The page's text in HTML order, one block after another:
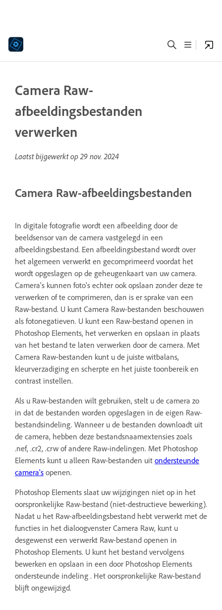
Camera Raw-
afbeeldingsbestanden
verwerken
Laatst bijgewerkt op29 nov. 2024
Camera Raw-afbeeldingsbestanden
In digitale fotografie wordt een afbeelding door de
beeldsensor van de camera vastgelegd in een
afbeeldingsbestand. Een afbeeldingsbestand wordt over
het algemeen verwerkt en gecomprimeerd voordat het
wordt opgeslagen op de geheugenkaart van uw camera.
Camera's kunnen foto's echter ook opslaan zonder deze te
verwerken of te comprimeren, dan is er sprake van een
Raw-bestand. U kunt Camera Raw-bestanden beschouwen
als fotonegatieven. U kunt een Raw-bestand openen in
Photoshop Elements, het verwerken en opslaan in plaats
van het bestand te laten verwerken door de camera. Met
Camera Raw-bestanden kunt u de juiste witbalans,
kleurverzadiging en scherpte en het juiste toonbereik en
contrast instellen.
Als u Raw-bestanden wilt gebruiken, stelt u de camera zo
in dat de bestanden worden opgeslagen in de eigen Raw-
bestandsindeling. Wanneer u de bestanden downloadt uit
de camera, hebben deze bestandsnaamextensies zoals
.nef, .cr2, .crw of andere Raw-indelingen. Met Photoshop
Elements kunt u alleen Raw-bestanden uit ondersteunde
camera's openen.
Photoshop Elements slaat uw wijzigingen niet op in het
oorspronkelijke Raw-bestand (niet-destructieve bewerking).
Nadat u het Raw-afbeeldingsbestand hebt verwerkt met de
functies in het dialoogvenster Camera Raw, kunt u
desgewenst een verwerkt Raw-bestand openen in
Photoshop Elements. U kunt het bestand vervolgens
bewerken en opslaan in een door Photoshop Elements
ondersteunde indeling . Het oorspronkelijke Raw-bestand
blijft ongewijzigd.